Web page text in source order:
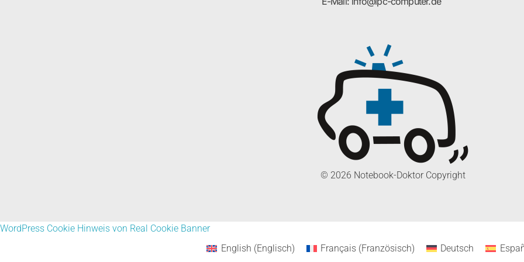
© 2026 Notebook-Doktor Copyright
WordPress Cookie Hinweis von Real Cookie Banner
English (Englisch) Français (Französisch) Deutsch